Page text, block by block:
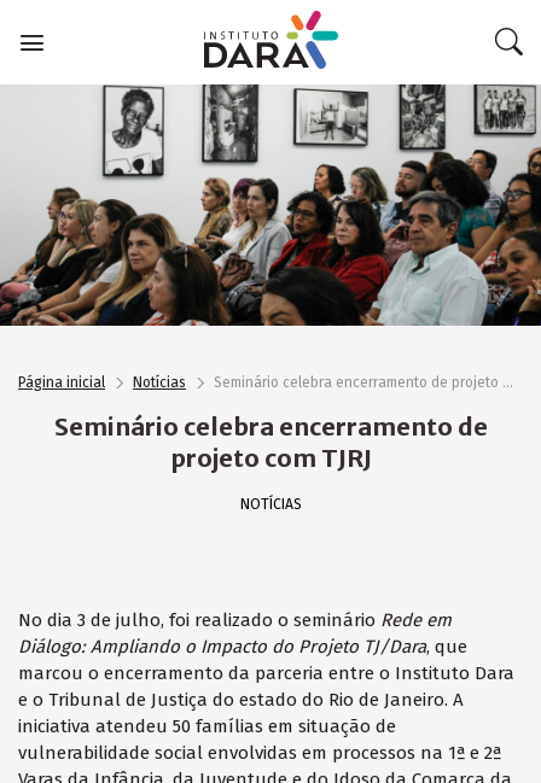
Página inicial Notícias Seminário celebra encerramento de projeto com TJRJ
Seminário celebra encerramento de
projeto com TJRJ
NOTÍCIAS
No dia 3 de julho, foi realizado o seminário Rede em
Diálogo: Ampliando o Impacto do Projeto TJ/Dara, que
marcou o encerramento da parceria entre o Instituto Dara
e o Tribunal de Justiça do estado do Rio de Janeiro. A
iniciativa atendeu 50 famílias em situação de
vulnerabilidade social envolvidas em processos na 1ª e 2ª